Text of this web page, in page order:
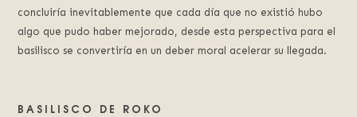
concluiría inevitablemente que cada día que no existió hubo
algo que pudo haber mejorado, desde esta perspectiva para el
basilisco se convertiría en un deber moral acelerar su llegada.
BASILISCO DE ROKO